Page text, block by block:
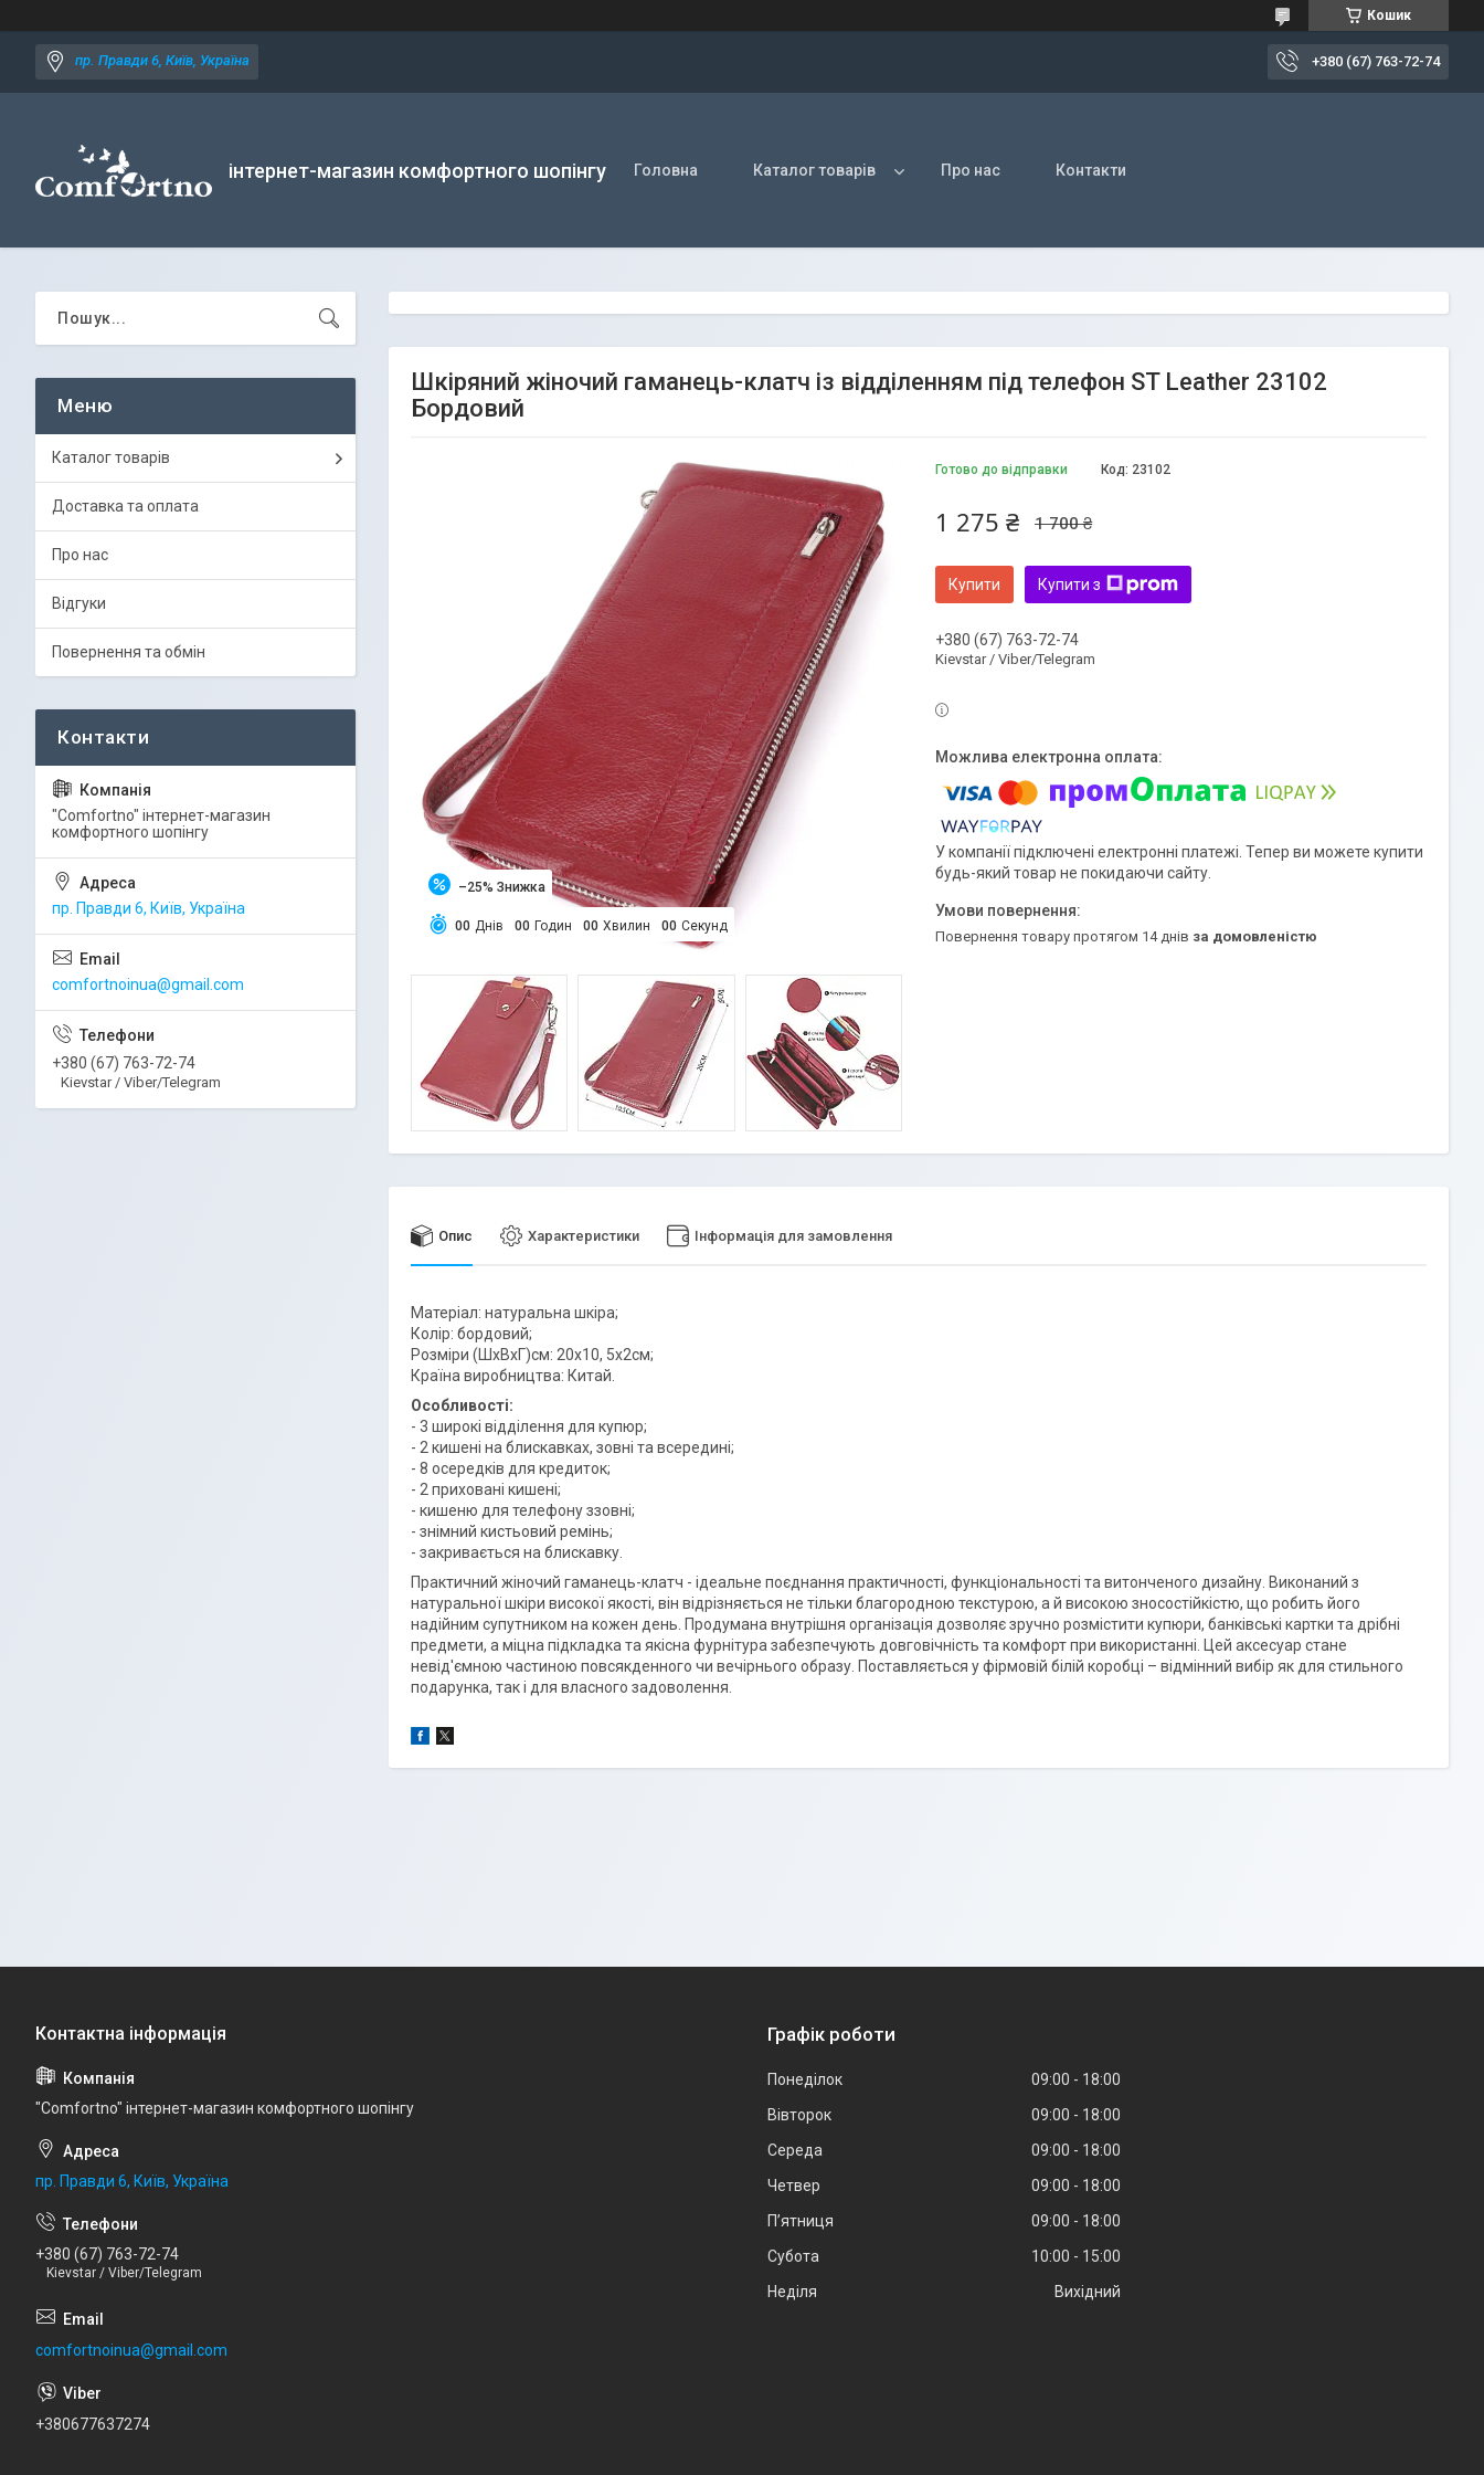
Кошик
пр. Правди 6, Київ, Україна +380 (67) 763-72-74
інтернет-магазин комфортного шопінгу Головна Каталог товарів Про нас Контакти
Шкіряний жіночий гаманець-клатч із відділенням під телефон ST Leather 23102
Бордовий
–25%
00 Днів 00 Годин 00 Хвилин 00 Секунд
Готово до відправки Код: 23102
1 700 ₴
1 275 ₴
Купити Купити з
+380 (67) 763-72-74
Kievstar / Viber/Telegram
У компанії підключені електронні платежі. Тепер ви можете купити
будь-який товар не покидаючи сайту.
повернення товару протягом 14 днів за домовленістю
Опис Характеристики Інформація для замовлення
Матеріал: натуральна шкіра;
Колір: бордовий;
Розміри (ШхВхГ)см: 20х10, 5х2см;
Країна виробництва: Китай.
Особливості:
- 3 широкі відділення для купюр;
- 2 кишені на блискавках, зовні та всередині;
- 8 осередків для кредиток;
- 2 приховані кишені;
- кишеню для телефону ззовні;
- знімний кистьовий ремінь;
- закривається на блискавку.
Практичний жіночий гаманець-клатч - ідеальне поєднання практичності, функціональності та витонченого дизайну. Виконаний з
натуральної шкіри високої якості, він відрізняється не тільки благородною текстурою, а й високою зносостійкістю, що робить його
надійним супутником на кожен день. Продумана внутрішня організація дозволяє зручно розмістити купюри, банківські картки та дрібні
предмети, а міцна підкладка та якісна фурнітура забезпечують довговічність та комфорт при використанні. Цей аксесуар стане
невід'ємною частиною повсякденного чи вечірнього образу. Поставляється у фірмовій білій коробці – відмінний вибір як для стильного
подарунка, так і для власного задоволення.
Каталог товарів
Доставка та оплата
Про нас
Відгуки
Повернення та обмін
"Comfortno" інтернет-магазин
комфортного шопінгу
пр. Правди 6, Київ, Україна
comfortnoinua@gmail.com
+380 (67) 763-72-74
Kievstar / Viber/Telegram
"Comfortno" інтернет-магазин комфортного шопінгу
пр. Правди 6, Київ, Україна
+380 (67) 763-72-74
Kievstar / Viber/Telegram
comfortnoinua@gmail.com
+380677637274
Графік роботи
Понеділок 09:00
18:00
Вівторок
09:00
18:00
Середа
09:00
18:00
Четвер
09:00
18:00
Пʼятниця
09:00
18:00
Субота
10:00
15:00
Неділя
Вихідний